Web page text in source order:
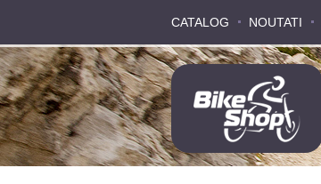
CATALOG NOUTATI
CATALOG NOUTATI